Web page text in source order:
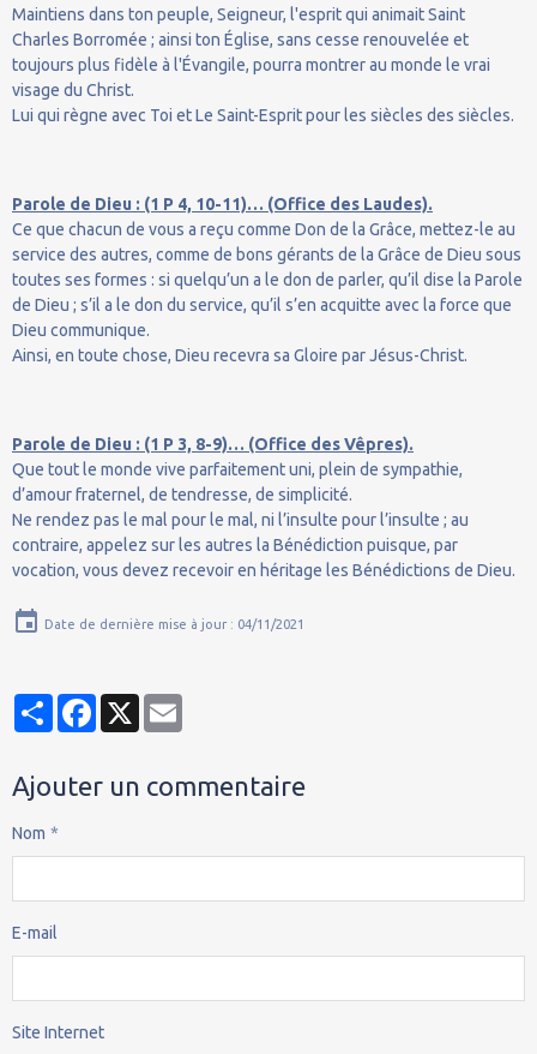
Maintiens dans ton peuple, Seigneur, l'esprit qui animait Saint
Charles Borromée ; ainsi ton Église, sans cesse renouvelée et
toujours plus fidèle à l'Évangile, pourra montrer au monde le vrai
visage du Christ.
Lui qui règne avec Toi et Le Saint-Esprit pour les siècles des siècles.
Parole de Dieu : (1 P 4, 10-11)… (Office des Laudes).
Ce que chacun de vous a reçu comme Don de la Grâce, mettez-le au
service des autres, comme de bons gérants de la Grâce de Dieu sous
toutes ses formes : si quelqu’un a le don de parler, qu’il dise la Parole
de Dieu ; s’il a le don du service, qu’il s’en acquitte avec la force que
Dieu communique.
Ainsi, en toute chose, Dieu recevra sa Gloire par Jésus-Christ.
Parole de Dieu : (1 P 3, 8-9)… (Office des Vêpres).
Que tout le monde vive parfaitement uni, plein de sympathie,
d’amour fraternel, de tendresse, de simplicité.
Ne rendez pas le mal pour le mal, ni l’insulte pour l’insulte ; au
contraire, appelez sur les autres la Bénédiction puisque, par
vocation, vous devez recevoir en héritage les Bénédictions de Dieu.
Date de dernière mise à jour : 04/11/2021
PartagerFacebook
X
Ajouter un commentaire
Nom
E-mail
Site Internet